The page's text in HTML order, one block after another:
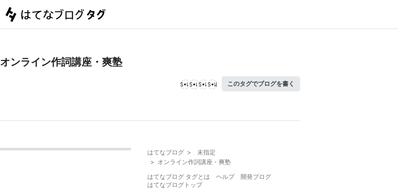
オンライン作詞講座・爽塾
このタグでブログを書く
はてなブログ >
未指定
> オンライン作詞講座・爽塾
はてなブログ タグとは
ヘルプ
開発ブログ
はてなブログトップ